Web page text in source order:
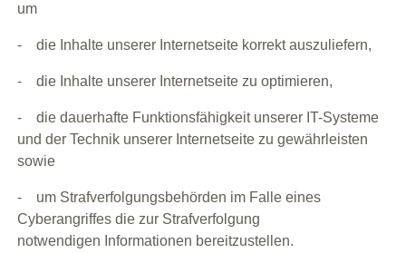
um
- die Inhalte unserer Internetseite korrekt auszuliefern,
- die Inhalte unserer Internetseite zu optimieren,
- die dauerhafte Funktionsfähigkeit unserer IT-Systeme
und der Technik unserer Internetseite zu gewährleisten
sowie
- um Strafverfolgungsbehörden im Falle eines
Cyberangriffes die zur Strafverfolgung
notwendigen Informationen bereitzustellen.